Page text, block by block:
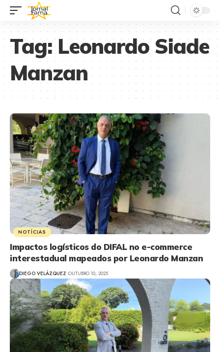
Tag:Leonardo Siade
Manzan
NOTÍCIAS
Impactos logísticos do DIFAL no e-commerce
interestadual mapeados por Leonardo Manzan
DIEGO VELÁZQUEZ OUTUBRO 10, 2025